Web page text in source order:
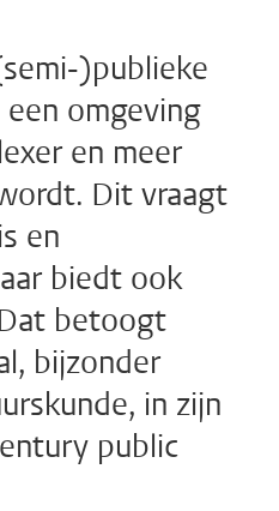
)publieke
omgeving
en meer
Dit vraagt
en
biedt ook
betoogt
bijzonder
in zijn
public